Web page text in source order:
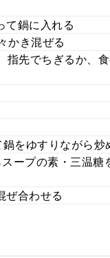
て鍋に入れる
かき混ぜる
指先でちぎるか、
をゆすりながら炒
ープの素・三温糖
合わせる